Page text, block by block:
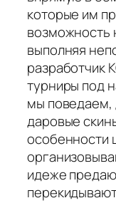
которые им
возможность
выполняя
разработчик
турниры под
мы поведаем,
даровые
особенности
идеже